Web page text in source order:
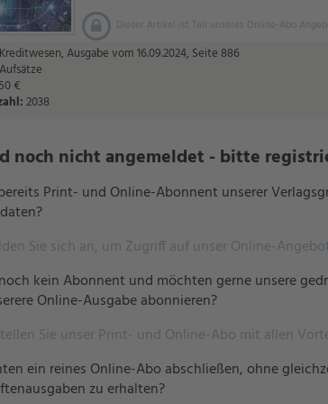
Dieser Artikel ist Teil unseres Online-Abo
Kreditwesen, Ausgabe vom 16.09.2024, Seite 886
Aufsätze
€
2038
noch nicht angemeldet - bitte
Print- und Online-Abonnent unserer
Sie sich an, um Zugriff auf unser Online-
kein Abonnent und möchten gerne unsere
Online-Ausgabe abonnieren?
Sie unser Print- und Online-Abo mit allen
ein reines Online-Abo abschließen, ohne
zu erhalten?